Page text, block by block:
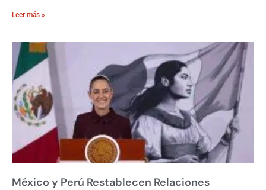
Leer más »
México y Perú Restablecen Relaciones